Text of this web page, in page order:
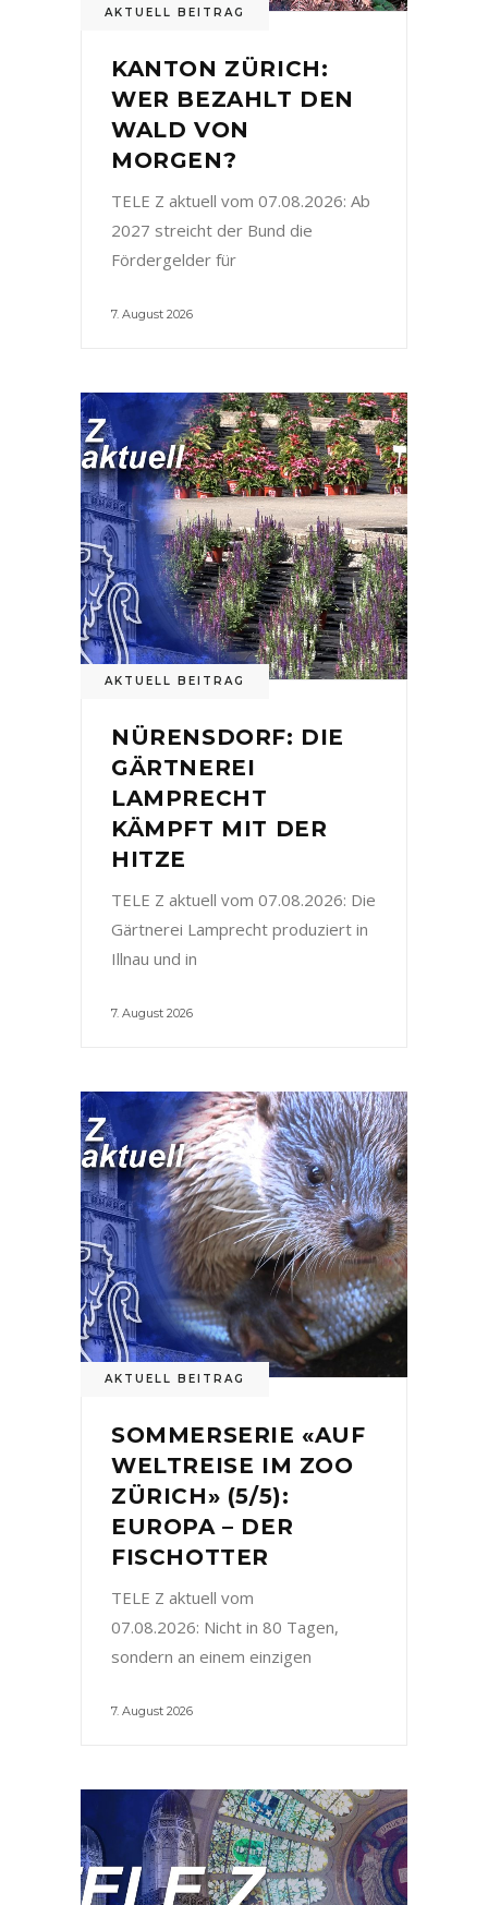
AKTUELL BEITRAG
KANTON ZÜRICH:
WER BEZAHLT DEN
WALD VON
MORGEN?
TELE Z aktuell vom 07.08.2026: Ab
2027 streicht der Bund die
Fördergelder für
7. August 2026
AKTUELL BEITRAG
NÜRENSDORF: DIE
GÄRTNEREI
LAMPRECHT
KÄMPFT MIT DER
HITZE
TELE Z aktuell vom 07.08.2026: Die
Gärtnerei Lamprecht produziert in
Illnau und in
7. August 2026
AKTUELL BEITRAG
SOMMERSERIE «AUF
WELTREISE IM ZOO
ZÜRICH» (5/5):
EUROPA – DER
FISCHOTTER
TELE Z aktuell vom
07.08.2026: Nicht in 80 Tagen,
sondern an einem einzigen
7. August 2026